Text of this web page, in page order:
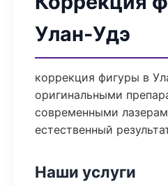
Улан-Удэ
коррекция фигуры в
оригинальными
современными
естественный
Наши услуги